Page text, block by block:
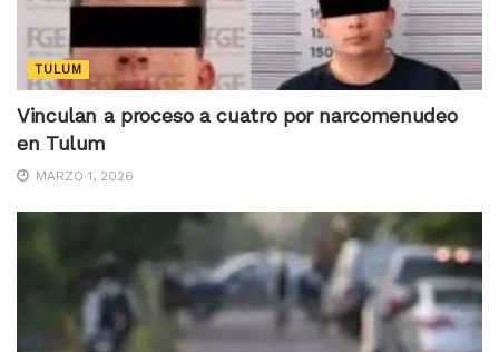
TULUM
Vinculan a proceso a cuatro por narcomenudeo
en Tulum
MARZO 1, 2026